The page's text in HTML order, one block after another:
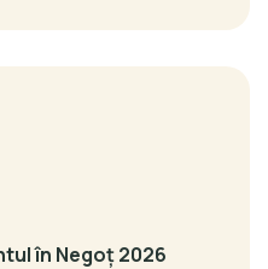
în Negoț 2026